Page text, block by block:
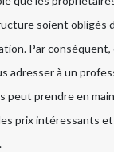
soient obligés
Par conséquent,
adresser à un
peut prendre en
prix intéressants et